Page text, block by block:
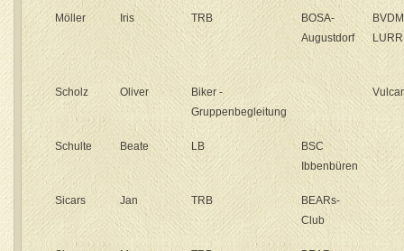
Möller Iris TRB
BOSA-
Augustdorf
LURR
Scholz Oliver
Biker -
Gruppenbegleitung
Schulte Beate LB
BSC
Ibbenbüren
Sicars Jan TRB
BEARs-
Club